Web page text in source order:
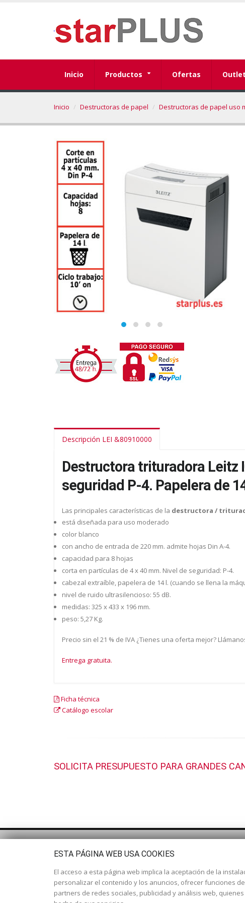
Inicio Productos Ofertas Outlet
Inicio Destructoras de papel Destructoras de papel uso
Descripción LEI &80910000
Destructora trituradora Leitz
seguridad P-4. Papelera de
Las principales características de la destructora /
está diseñada para uso moderado
color blanco
con ancho de entrada de 220 mm. admite hojas Din A-4.
capacidad para 8 hojas
corta en partículas de 4 x 40 mm. Nivel de seguridad: P-4.
cabezal extraíble, papelera de 14 l. (cuando se llena la
nivel de ruido ultrasilencioso: 55 dB.
medidas: 325 x 433 x 196 mm.
peso: 5,27 Kg.
Precio sin el 21 % de IVA ¿Tienes una oferta mejor?
Entrega gratuita.
Ficha técnica
Catálogo escolar
SOLICITA PRESUPUESTO PARA GRANDES
ESTA PÁGINA WEB USA COOKIES
El acceso a esta página web implica la aceptación de la
personalizar el contenido y los anuncios, ofrecer funciones
partners de redes sociales, publicidad y análisis web,